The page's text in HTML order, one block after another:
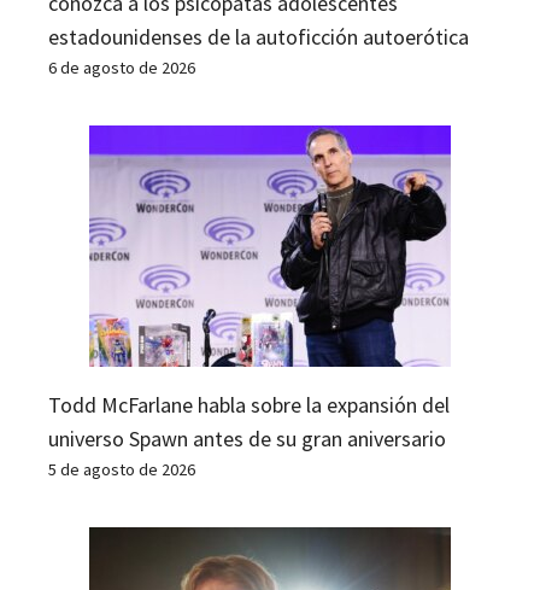
estadounidenses de la autoficción autoerótica
6 de agosto de 2026
Todd McFarlane habla sobre la expansión del
universo Spawn antes de su gran aniversario
5 de agosto de 2026